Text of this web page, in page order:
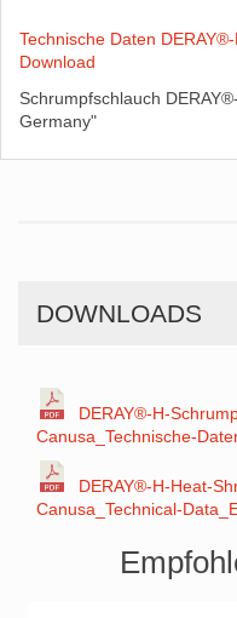
Technische Daten
Download
Schrumpfschlauch
Germany"
DOWNLOADS
DERAY®-H-
Canusa_Technische-
DERAY®-H-Heat-
Canusa_Technical-